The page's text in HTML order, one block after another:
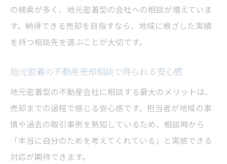
の検索が多く、地元密着型の会社への相談が増えていま
す。納得できる売却を目指すなら、地域に根ざした実績
を持つ相談先を選ぶことが大切です。
地元密着の不動産売却相談で得られる安心感
地元密着型の不動産会社に相談する最大のメリットは、
売却までの過程で感じる安心感です。担当者が地域の事
情や過去の取引事例を熟知しているため、相談時から
「本当に自分のためを考えてくれている」と実感できる
対応が期待できます。